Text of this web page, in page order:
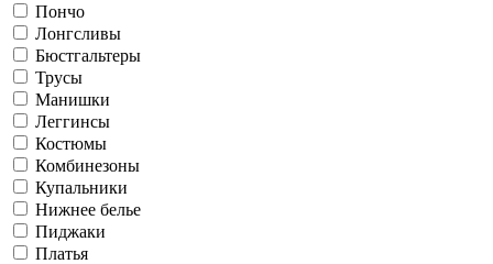
Пончо
Лонгсливы
Бюстгальтеры
Трусы
Манишки
Леггинсы
Костюмы
Комбинезоны
Купальники
Нижнее белье
Пиджаки
Платья